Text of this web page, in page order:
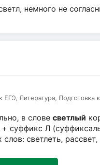
немного не
ЕГЭ, Литература, Подготовка
в слове светлый
+ суффикс Л
светлеть, рассвет,